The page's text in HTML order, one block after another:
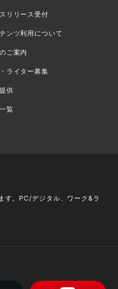
リリース受付
ンツ利用について
ご案内
ライター募集
供
覧
す。PC/デジタル、ワーク&ラ